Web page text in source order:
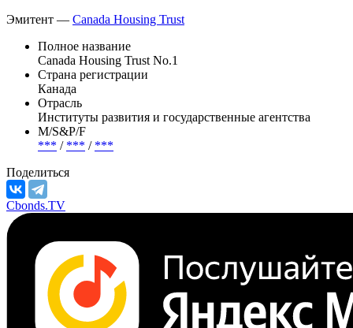
Эмитент — Canada Housing Trust
Полное название
Canada Housing Trust No.1
Страна регистрации
Канада
Отрасль
Институты развития и государственные агентства
М/S&P/F
*** / *** / ***
Поделиться
Cbonds.TV